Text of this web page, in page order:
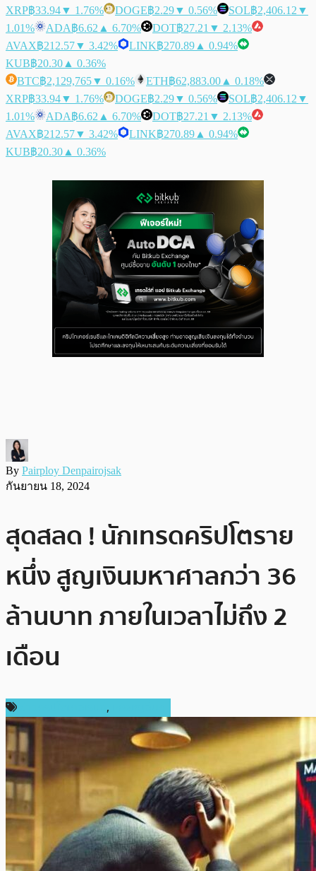
XRP฿33.94▼ 1.76% DOGE฿2.29▼ 0.56% SOL฿2,406.12 ▼
1.01%
ADA฿6.62 ▲ 6.70% DOT฿27.21 ▼ 2.13%
AVAX฿212.57▼ 3.42% LINK฿270.89 ▲ 0.94%
KUB฿20.30 ▲ 0.36%
BTC฿2,129,765▼ 0.16% ETH฿62,883.00 ▲ 0.18%
XRP฿33.94▼ 1.76% DOGE฿2.29▼ 0.56% SOL฿2,406.12 ▼
1.01%
ADA฿6.62 ▲ 6.70% DOT฿27.21 ▼ 2.13%
AVAX฿212.57▼ 3.42% LINK฿270.89 ▲ 0.94%
KUB฿20.30 ▲ 0.36%
By Pairploy Denpairojsak
กันยายน 18, 2024
สุดสลด ! นักเทรดคริปโตราย
หนึ่ง สูญเงินมหาศาลกว่า 36
ล้านบาท ภายในเวลาไม่ถึง 2
เดือน
,